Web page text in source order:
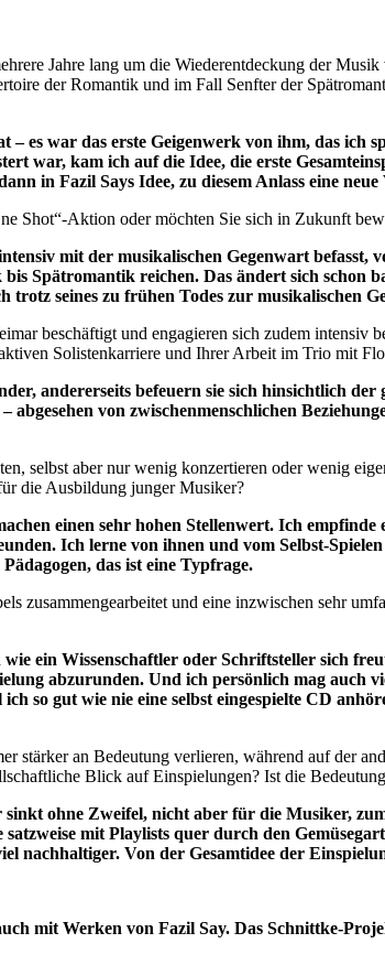
Jahre lang um die Wiederentdeckung der
der Romantik und im Fall Senfter der
es war das erste Geigenwerk von ihm, das ich
war, kam ich auf die Idee, die erste
in Fazil Says Idee, zu diesem Anlass eine
Shot“-Aktion oder möchten Sie sich in Zukunft
mit der musikalischen Gegenwart befasst,
Spätromantik reichen. Das ändert sich
seines zu frühen Todes zur musikalischen
beschäftigt und engagieren sich zudem
Solistenkarriere und Ihrer Arbeit im Trio mit
andererseits befeuern sie sich hinsichtlich
von zwischenmenschlichen
selbst aber nur wenig konzertieren oder wenig
die Ausbildung junger Musiker?
einen sehr hohen Stellenwert. Ich
Ich lerne von ihnen und vom Selbst-
das ist eine Typfrage.
zusammengearbeitet und eine inzwischen sehr
ein Wissenschaftler oder Schriftsteller sich
abzurunden. Und ich persönlich mag auch
so gut wie nie eine selbst eingespielte CD
stärker an Bedeutung verlieren, während auf der
Blick auf Einspielungen? Ist die
ohne Zweifel, nicht aber für die Musiker,
mit Playlists quer durch den
Von der Gesamtidee der
mit Werken von Fazil Say. Das Schnittke-